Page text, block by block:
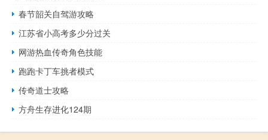
春节韶关自驾游攻略
江苏省小高考多少分过关
网游热血传奇角色技能
跑跑卡丁车挑者模式
传奇道士攻略
方舟生存进化124期